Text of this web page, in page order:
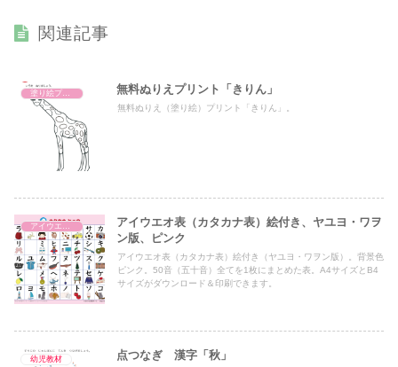
関連記事
無料ぬりえプリント「きりん」
無料ぬりえ（塗り絵）プリント「きりん」。
アイウエオ表（カタカナ表）絵付き、ヤユヨ・ワヲ
ン版、ピンク
アイウエオ表（カタカナ表）絵付き（ヤユヨ・ワヲン版）。背景色
ピンク。50音（五十音）全てを1枚にまとめた表。A4サイズとB4
サイズがダウンロード＆印刷できます。
幼児教材 点つなぎ 漢字「秋」